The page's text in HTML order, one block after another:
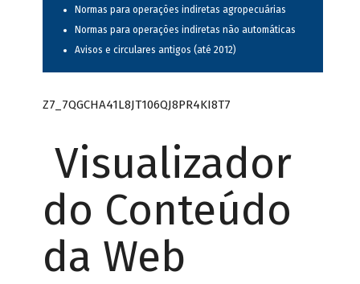
Normas para operações indiretas agropecuárias
Normas para operações indiretas não automáticas
Avisos e circulares antigos (até 2012)
Z7_7QGCHA41L8JT106QJ8PR4KI8T7
Visualizador
do Conteúdo
da Web